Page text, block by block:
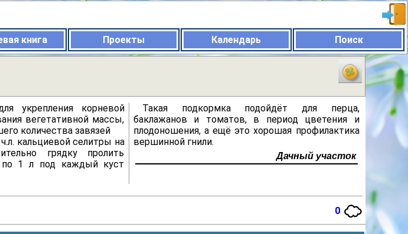
книга Проекты Календарь Поиск
укрепления корневой
вегетативной массы,
количества завязей
кальциевой селитры на
грядку пролить
по 1 л под каждый куст
Такая подкормка подойдёт для перца,
баклажанов и томатов, в период цветения и
плодоношения, а ещё это хорошая профилактика
вершинной гнили.
Дачный участок
0